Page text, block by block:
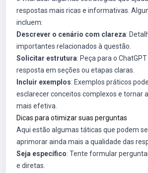
respostas mais ricas e informativas.
incluem:
Descrever o cenário com clareza:
importantes relacionados à questão.
Solicitar estrutura: Peça para o
resposta em seções ou etapas claras.
Incluir exemplos: Exemplos práticos
esclarecer conceitos complexos e tornar
mais efetiva.
Dicas para otimizar suas perguntas
Aqui estão algumas táticas que podem
aprimorar ainda mais a qualidade das
Seja específico: Tente formular
e diretas.